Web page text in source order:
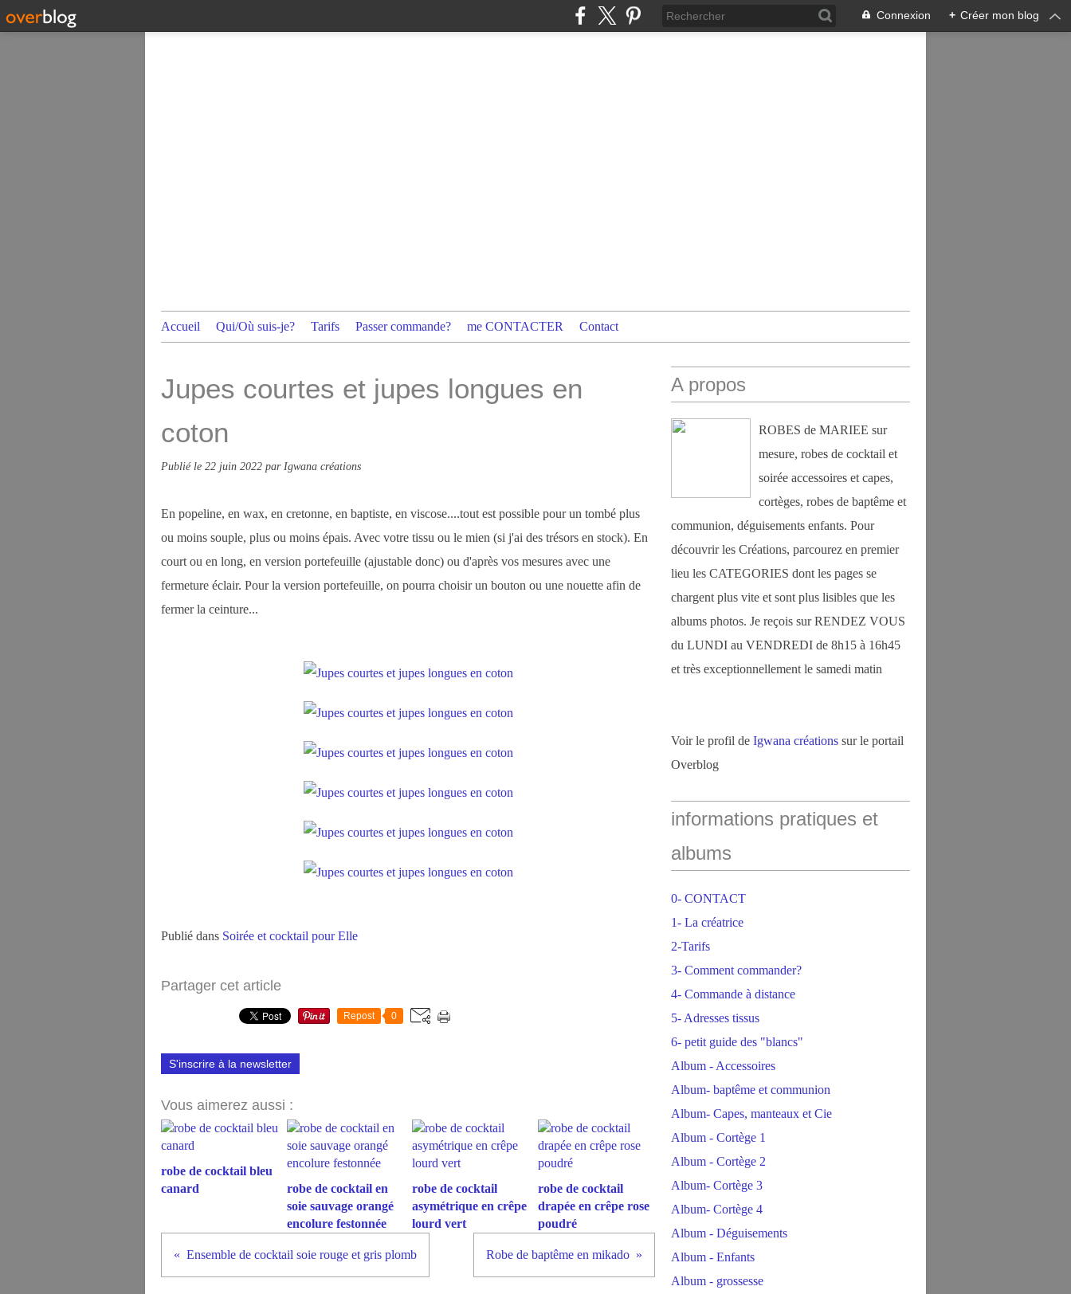
Connexion + Créer mon blog
Accueil Qui/Où suis-je? Tarifs Passer commande? me CONTACTER Contact
Jupes courtes et jupes longues en
coton
Publié le 22 juin 2022 par Igwana créations
En popeline, en wax, en cretonne, en baptiste, en viscose....tout est possible pour un tombé plus
ou moins souple, plus ou moins épais. Avec votre tissu ou le mien (si j'ai des trésors en stock). En
court ou en long, en version portefeuille (ajustable donc) ou d'après vos mesures avec une
fermeture éclair. Pour la version portefeuille, on pourra choisir un bouton ou une nouette afin de
fermer la ceinture...
Publié dans Soirée et cocktail pour Elle
Partager cet article
Repost 0
S'inscrire à la newsletter
Vous aimerez aussi :
robe de cocktail bleu
canard
robe de cocktail en
soie sauvage orangé
encolure festonnée
robe de cocktail
asymétrique en crêpe
lourd vert
robe de cocktail
drapée en crêpe rose
poudré
Ensemble de cocktail soie rouge et gris plomb Robe de baptême en mikado
A propos
ROBES de MARIEE sur
mesure, robes de cocktail et
soirée accessoires et capes,
cortèges, robes de baptême et
communion, déguisements enfants. Pour
découvrir les Créations, parcourez en premier
lieu les CATEGORIES dont les pages se
chargent plus vite et sont plus lisibles que les
albums photos. Je reçois sur RENDEZ VOUS
du LUNDI au VENDREDI de 8h15 à 16h45
et très exceptionnellement le samedi matin
Voir le profil de Igwana créations sur le portail
Overblog
informations pratiques et
albums
0- CONTACT
1- La créatrice
2-Tarifs
3- Comment commander?
4- Commande à distance
5- Adresses tissus
6- petit guide des "blancs"
Album - Accessoires
Album- baptême et communion
Album- Capes, manteaux et Cie
Album - Cortège 1
Album - Cortège 2
Album- Cortège 3
Album- Cortège 4
Album - Déguisements
Album - Enfants
Album - grossesse